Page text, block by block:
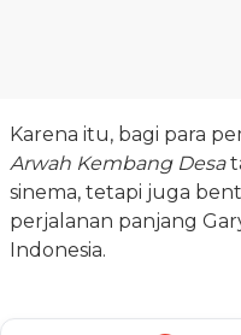
Karena itu, bagi para
Arwah Kembang Desa
sinema, tetapi juga
perjalanan panjang
Indonesia.